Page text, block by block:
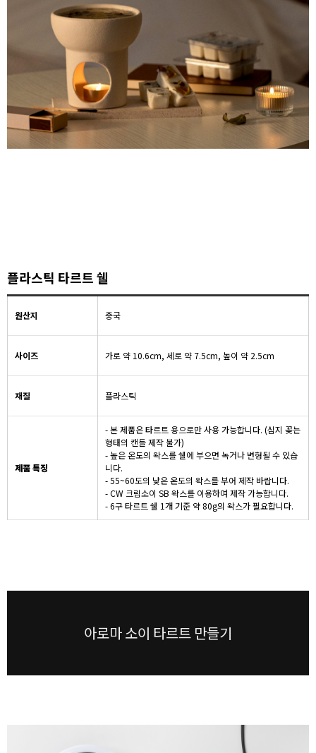
플라스틱 타르트 쉘
원산지 중국
사이즈 가로 약 10.6cm, 세로 약 7.5cm, 높이 약 2.5cm
재질 플라스틱
제품 특징
- 본 제품은 타르트 용으로만 사용 가능합니다. (심지 꽂는
형태의 캔들 제작 불가)
- 높은 온도의 왁스를 쉘에 부으면 녹거나 변형될 수 있습
니다.
- 55~60도의 낮은 온도의 왁스를 부어 제작 바랍니다.
- CW 크림소이 SB 왁스를 이용하여 제작 가능합니다.
- 6구 타르트 쉘 1개 기준 약 80g의 왁스가 필요합니다.
아로마 소이 타르트 만들기